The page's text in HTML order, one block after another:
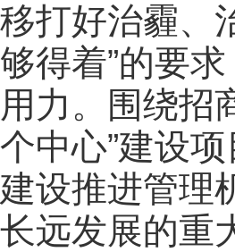
移打好治霾、
够得着”的要
用力。围绕招
个中心”建设
建设推进管理
长远发展的重